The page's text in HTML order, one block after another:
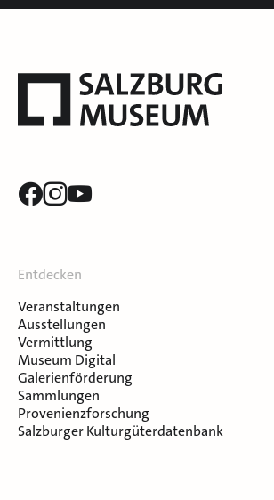
Entdecken
Veranstaltungen
Ausstellungen
Vermittlung
Museum Digital
Galerienförderung
Sammlungen
Provenienzforschung
Salzburger Kulturgüterdatenbank